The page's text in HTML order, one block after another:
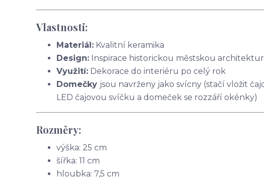
Vlastnosti:
Materiál: Kvalitní keramika
Design: Inspirace historickou městskou
Využití: Dekorace do interiéru po celý rok
Domečky jsou navrženy jako svícny (stačí vložit
LED čajovou svíčku a domeček se rozzáří okénky)
Rozměry:
výška: 25 cm
šířka: 11 cm
hloubka: 7,5 cm